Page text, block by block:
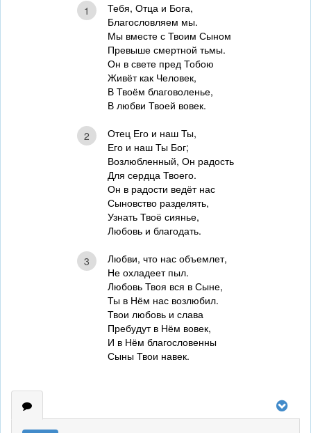
1
Тебя, Отца и Бога,
Благословляем мы.
Мы вместе с Твоим Сыном
Превыше смертной тьмы.
Он в свете пред Тобою
Живёт как Человек,
В Твоём благоволенье,
В любви Твоей вовек.
2
Отец Его и наш Ты,
Его и наш Ты Бог;
Возлюбленный, Он радость
Для сердца Твоего.
Он в радости ведёт нас
Сыновство разделять,
Узнать Твоё сиянье,
Любовь и благодать.
3
Любви, что нас объемлет,
Не охладеет пыл.
Любовь Твоя вся в Сыне,
Ты в Нём нас возлюбил.
Твои любовь и слава
Пребудут в Нём вовек,
И в Нём благословенны
Сыны Твои навек.